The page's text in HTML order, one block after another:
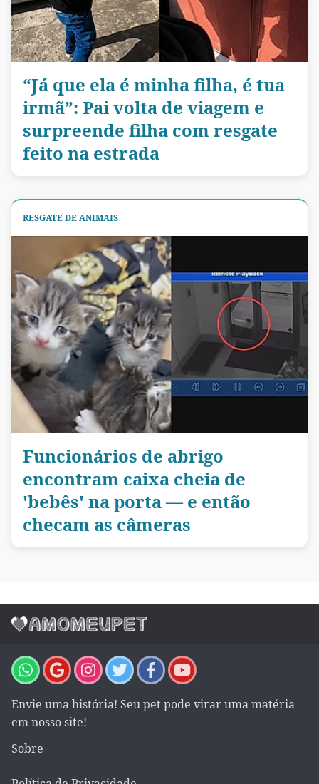
“Já que ela é minha filha, é tua
irmã”: Pai volta de viagem e
surpreende filha com resgate
feito na estrada
RESGATE DE ANIMAIS
Funcionários de abrigo
encontram caixa cheia de
'bebês' na porta — e então
checam as câmeras
Envie uma história! Seu pet pode virar uma matéria
em nosso site!
Sobre